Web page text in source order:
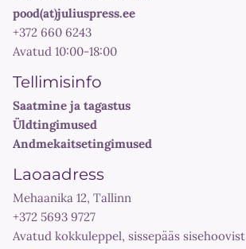
pood(at)juliuspress.ee
+372 660 6243
Avatud 10:00-18:00
Tellimisinfo
Saatmine ja tagastus
Üldtingimused
Andmekaitsetingimused
Laoaadress
Mehaanika 12, Tallinn
+372 5693 9727
Avatud kokkuleppel, sissepääs sisehoovist